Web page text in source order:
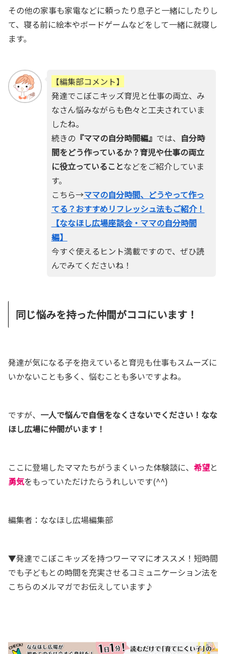
その他の家事も家電などに頼ったり息子と一緒にしたりし
て、寝る前に絵本やボードゲームなどをして一緒に就寝し
ます。
【編集部コメント】
発達でこぼこキッズ育児と仕事の両立、み
なさん悩みながらも色々と工夫されていま
したね。
続きの 『ママの自分時間編』 では、 自分時
間をどう作っているか？育児や仕事の両立
に役立っていることなどをご紹介していま
す。
こちら→ママの自分時間、どうやって作っ
てる？おすすめリフレッシュ法もご紹介！
【ななほし広場座談会・ママの自分時間
編】
今すぐ使えるヒント満載ですので、ぜひ読
んでみてくださいね！
同じ悩みを持った仲間がココにいます！
発達が気になる子を抱えていると育児も仕事もスムーズに
いかないことも多く、悩むことも多いですよね。
ですが、 一人で悩んで自信をなくさないでください！なな
ほし広場に仲間がいます！
ここに登場したママたちがうまくいった体験談に、 希望と
勇気をもっていただけたらうれしいです(^^)
編集者：ななほし広場編集部
▼発達でこぼこキッズを持つワーママにオススメ！短時間
でも子どもとの時間を充実させるコミュニケーション法を
こちらのメルマガでお伝えしています♪